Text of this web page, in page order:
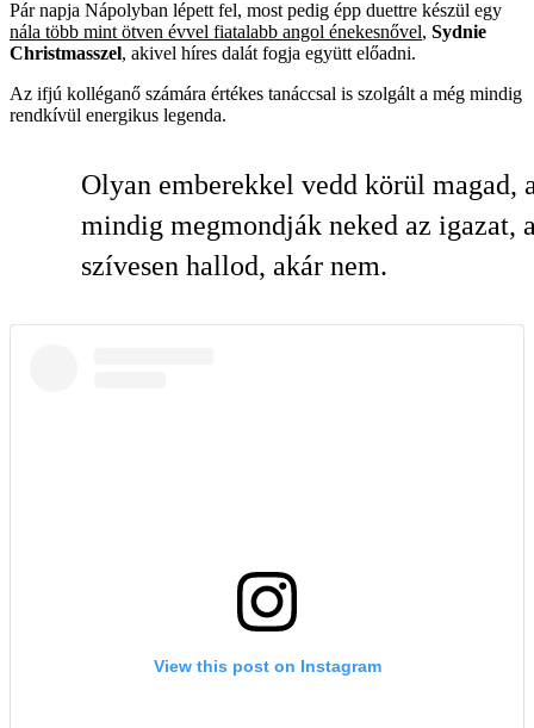
Pár napja Nápolyban lépett fel, most pedig épp duettre készül egy
nála több mint ötven évvel fiatalabb angol énekesnővel, Sydnie
Christmasszel, akivel híres dalát fogja együtt előadni.
Az ifjú kolléganő számára értékes tanáccsal is szolgált a még mindig
rendkívül energikus legenda.
Olyan emberekkel vedd körül magad,
mindig megmondják neked az igazat,
szívesen hallod, akár nem.